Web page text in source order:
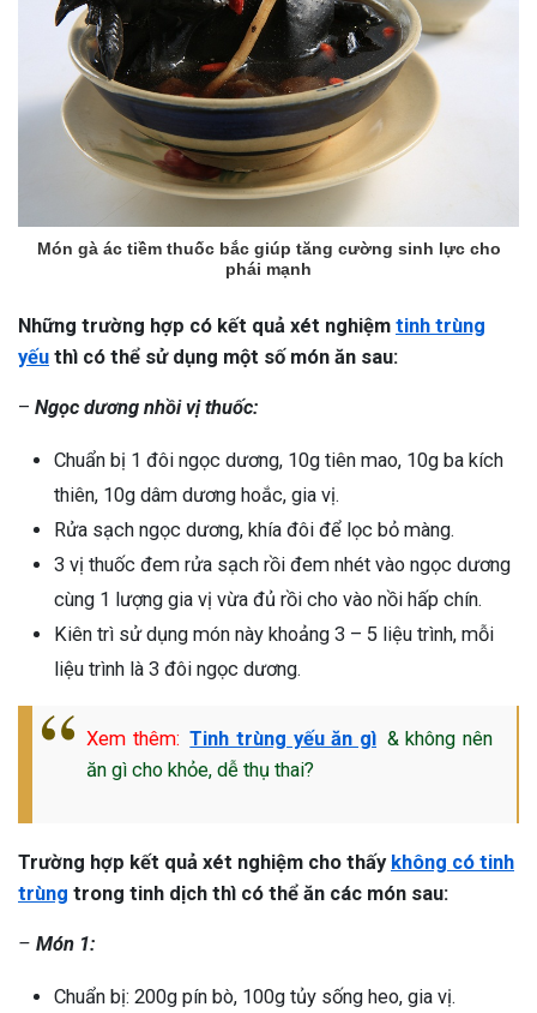
Món gà ác tiềm thuốc bắc giúp tăng cường sinh lực cho
phái mạnh
Những trường hợp có kết quả xét nghiệm tinh trùng
yếu thì có thể sử dụng một số món ăn sau:
– Ngọc dương nhồi vị thuốc:
Chuẩn bị 1 đôi ngọc dương, 10g tiên mao, 10g ba kích
thiên, 10g dâm dương hoắc, gia vị.
Rửa sạch ngọc dương, khía đôi để lọc bỏ màng.
3 vị thuốc đem rửa sạch rồi đem nhét vào ngọc dương
cùng 1 lượng gia vị vừa đủ rồi cho vào nồi hấp chín.
Kiên trì sử dụng món này khoảng 3 – 5 liệu trình, mỗi
liệu trình là 3 đôi ngọc dương.
Xem thêm: Tinh trùng yếu ăn gì & không nên
ăn gì cho khỏe, dễ thụ thai?
Trường hợp kết quả xét nghiệm cho thấy không có tinh
trùng trong tinh dịch thì có thể ăn các món sau:
– Món 1:
Chuẩn bị: 200g pín bò, 100g tủy sống heo, gia vị.